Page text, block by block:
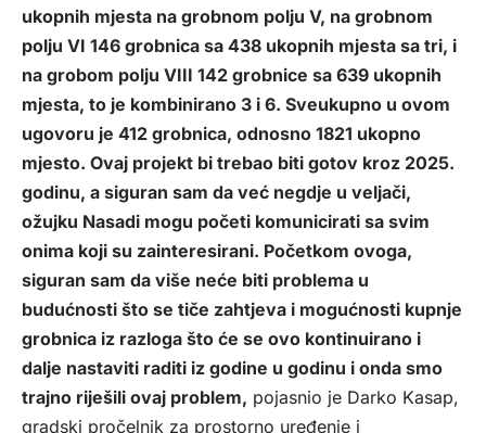
ukopnih mjesta na grobnom polju V, na grobnom
polju VI 146 grobnica sa 438 ukopnih mjesta sa tri, i
na grobom polju VIII 142 grobnice sa 639 ukopnih
mjesta, to je kombinirano 3 i 6. Sveukupno u ovom
ugovoru je 412 grobnica, odnosno 1821 ukopno
mjesto. Ovaj projekt bi trebao biti gotov kroz 2025.
godinu, a siguran sam da već negdje u veljači,
ožujku Nasadi mogu početi komunicirati sa svim
onima koji su zainteresirani. Početkom ovoga,
siguran sam da više neće biti problema u
budućnosti što se tiče zahtjeva i mogućnosti kupnje
grobnica iz razloga što će se ovo kontinuirano i
dalje nastaviti raditi iz godine u godinu i onda smo
trajno riješili ovaj problem, pojasnio je Darko Kasap,
gradski pročelnik za prostorno uređenje i